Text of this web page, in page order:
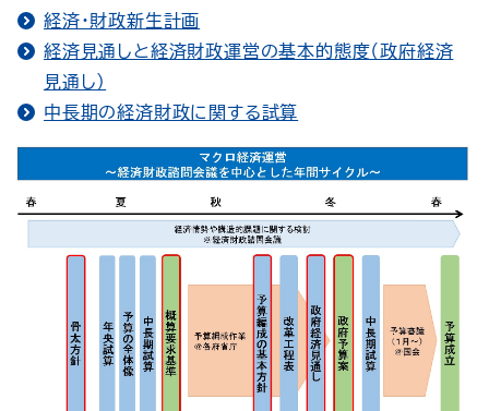
経済・財政新生計画
経済見通しと経済財政運営の基本的態度（政府経済
見通し）
中長期の経済財政に関する試算